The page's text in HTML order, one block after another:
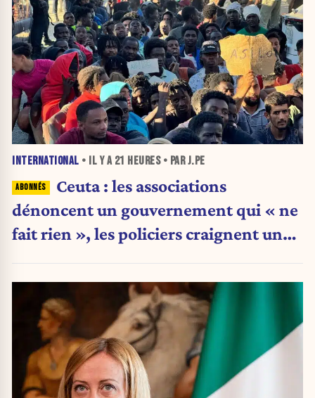
INTERNATIONAL • IL Y A 21 HEURES• PAR J.PE
Ceuta : les associations
dénoncent un gouvernement qui « ne
fait rien », les policiers craignent une